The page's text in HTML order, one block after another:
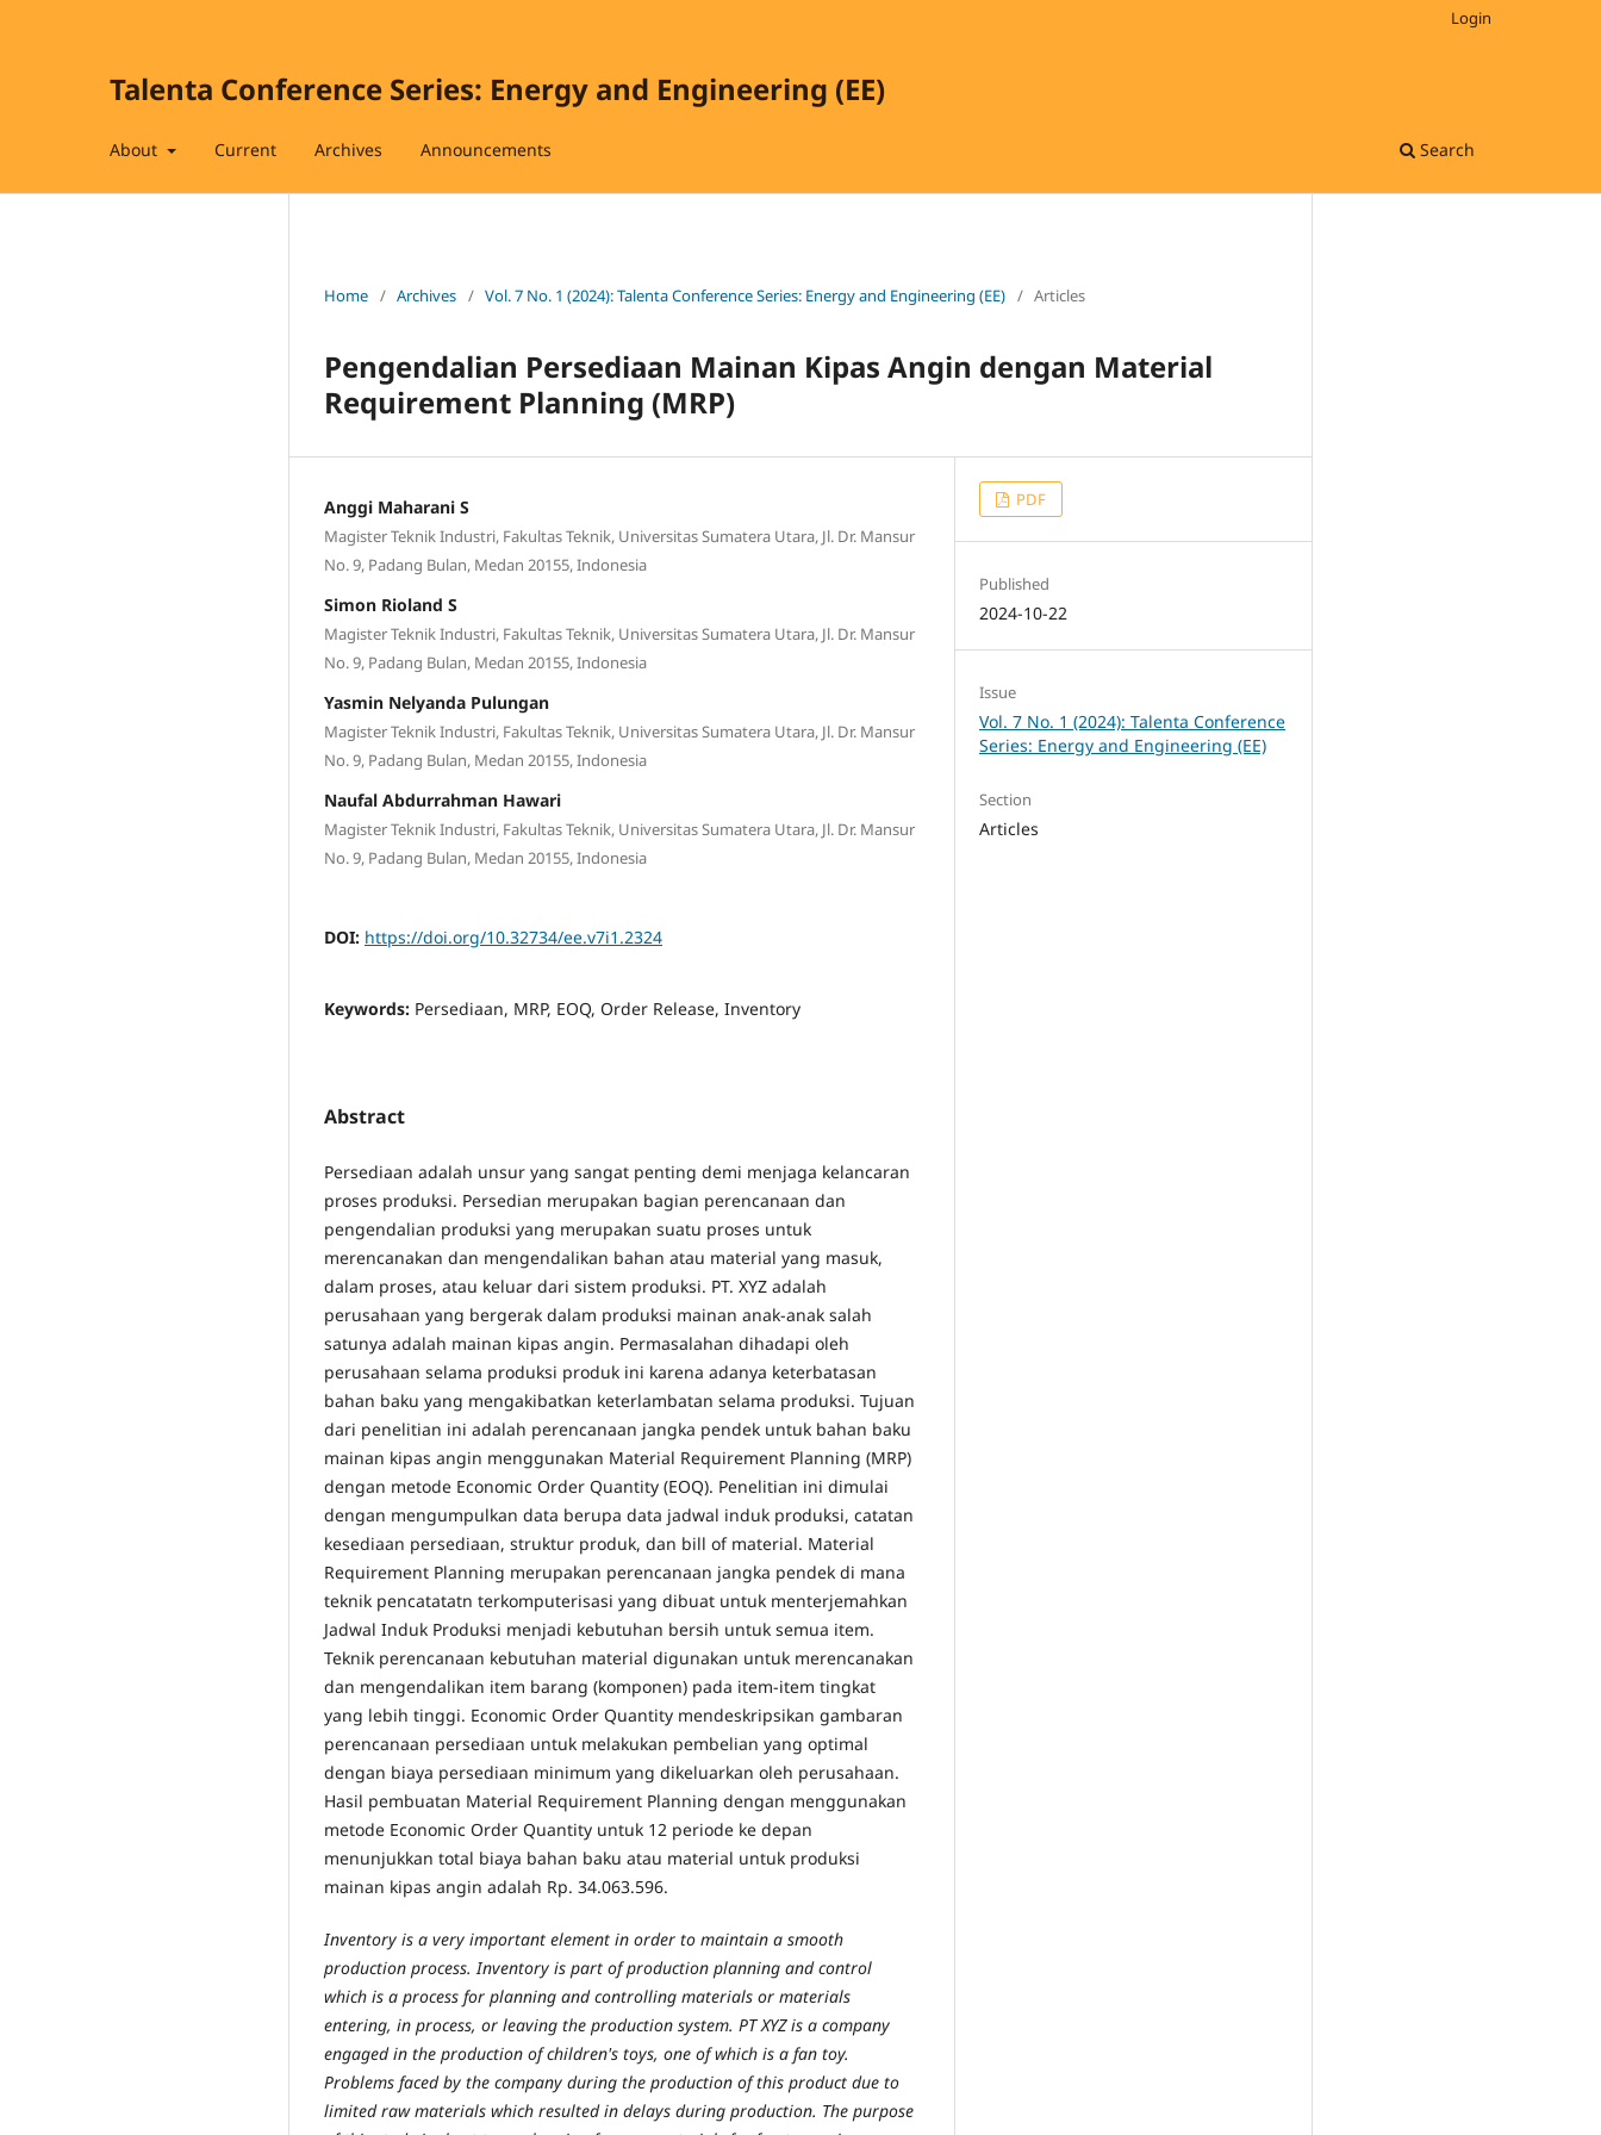
Talenta Conference Series: Energy and Engineering (EE)
About Current Archives Announcements Search
Login
Home / Archives / Vol. 7 No. 1 (2024): Talenta Conference Series: Energy and Engineering (EE) / Articles
Pengendalian Persediaan Mainan Kipas Angin dengan Material
Requirement Planning (MRP)
Anggi Maharani S
Magister Teknik Industri, Fakultas Teknik, Universitas Sumatera Utara, Jl. Dr. Mansur
No. 9, Padang Bulan, Medan 20155, Indonesia
Simon Rioland S
Magister Teknik Industri, Fakultas Teknik, Universitas Sumatera Utara, Jl. Dr. Mansur
No. 9, Padang Bulan, Medan 20155, Indonesia
Yasmin Nelyanda Pulungan
Magister Teknik Industri, Fakultas Teknik, Universitas Sumatera Utara, Jl. Dr. Mansur
No. 9, Padang Bulan, Medan 20155, Indonesia
Naufal Abdurrahman Hawari
Magister Teknik Industri, Fakultas Teknik, Universitas Sumatera Utara, Jl. Dr. Mansur
No. 9, Padang Bulan, Medan 20155, Indonesia
DOI: https://doi.org/10.32734/ee.v7i1.2324
Keywords: Persediaan, MRP, EOQ, Order Release, Inventory
Abstract
Persediaan adalah unsur yang sangat penting demi menjaga kelancaran
proses produksi. Persedian merupakan bagian perencanaan dan
pengendalian produksi yang merupakan suatu proses untuk
merencanakan dan mengendalikan bahan atau material yang masuk,
dalam proses, atau keluar dari sistem produksi. PT. XYZ adalah
perusahaan yang bergerak dalam produksi mainan anak-anak salah
satunya adalah mainan kipas angin. Permasalahan dihadapi oleh
perusahaan selama produksi produk ini karena adanya keterbatasan
bahan baku yang mengakibatkan keterlambatan selama produksi. Tujuan
dari penelitian ini adalah perencanaan jangka pendek untuk bahan baku
mainan kipas angin menggunakan Material Requirement Planning (MRP)
dengan metode Economic Order Quantity (EOQ). Penelitian ini dimulai
dengan mengumpulkan data berupa data jadwal induk produksi, catatan
kesediaan persediaan, struktur produk, dan bill of material. Material
Requirement Planning merupakan perencanaan jangka pendek di mana
teknik pencatatatn terkomputerisasi yang dibuat untuk menterjemahkan
Jadwal Induk Produksi menjadi kebutuhan bersih untuk semua item.
Teknik perencanaan kebutuhan material digunakan untuk merencanakan
dan mengendalikan item barang (komponen) pada item-item tingkat
yang lebih tinggi. Economic Order Quantity mendeskripsikan gambaran
perencanaan persediaan untuk melakukan pembelian yang optimal
dengan biaya persediaan minimum yang dikeluarkan oleh perusahaan.
Hasil pembuatan Material Requirement Planning dengan menggunakan
metode Economic Order Quantity untuk 12 periode ke depan
menunjukkan total biaya bahan baku atau material untuk produksi
mainan kipas angin adalah Rp. 34.063.596.
Inventory is a very important element in order to maintain a smooth
production process. Inventory is part of production planning and control
which is a process for planning and controlling materials or materials
entering, in process, or leaving the production system. PT XYZ is a company
engaged in the production of children's toys, one of which is a fan toy.
Problems faced by the company during the production of this product due to
limited raw materials which resulted in delays during production. The purpose
PDF
Published
2024-10-22
Issue
Vol. 7 No. 1 (2024): Talenta Conference
Series: Energy and Engineering (EE)
Section
Articles